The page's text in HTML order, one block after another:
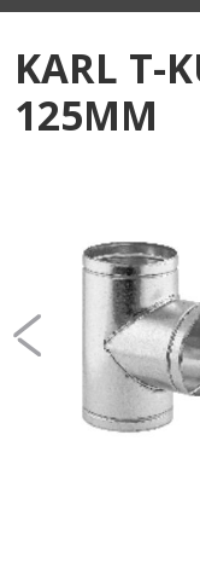
KARL T-
125MM